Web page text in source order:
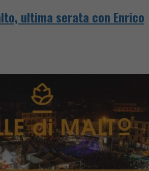
ultima serata con Enrico